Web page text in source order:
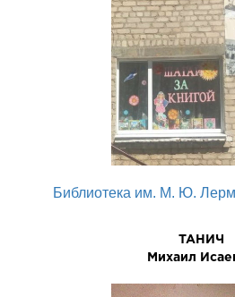
Библиотека им. М. Ю.
ТАHИЧ
Михаил